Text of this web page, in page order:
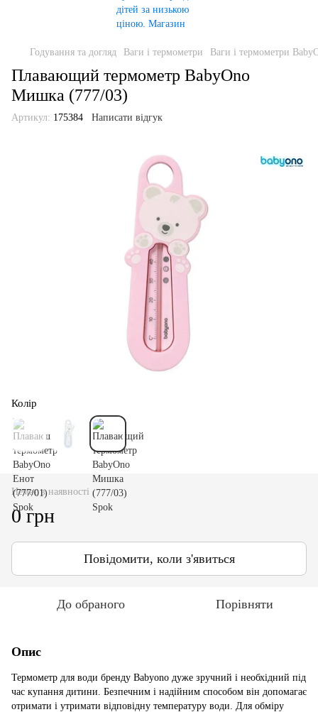
Годування та догляд Ваги і термометри Ваги і термометри
Плавающий термометр BabyOno
Мишка (777/03)
Артикул: 175384 Написати відгук
Колір
Немає в наявності
0 грн
Повідомити, коли з'явиться
До обраного Порівняти
Опис
Термометр для води бренду Babyono дуже зручний і необхідний під
час купання дитини. Безпечним і надійним способом він допомагає
отримати і утримати відповідну температуру води. Для обміру